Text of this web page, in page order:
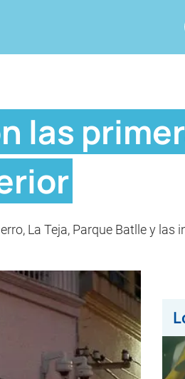
las
La Teja, Parque Batlle y las